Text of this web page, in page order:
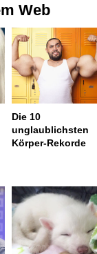
Web
Die 10
unglaublichsten
Körper-Rekorde